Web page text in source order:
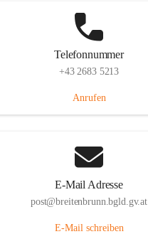
Telefonnummer
+43 2683 5213
Anrufen
E-Mail Adresse
post@breitenbrunn.bgld.gv.at
E-Mail schreiben